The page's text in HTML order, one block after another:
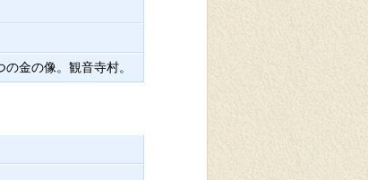
金の像。観音寺村。